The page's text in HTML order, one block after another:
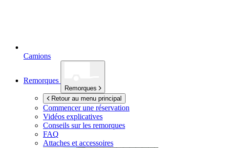
Camions
Remorques
Remorques
Retour au menu principal
Commencer une réservation
Vidéos explicatives
Conseils sur les remorques
FAQ
Attaches et accessoires